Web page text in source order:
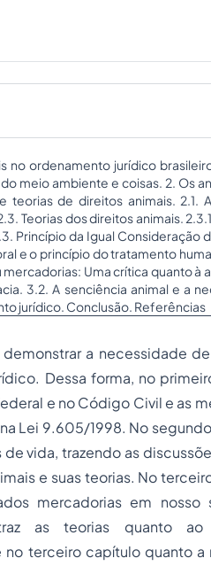
no ordenamento jurídico
meio ambiente e coisas. 2. Os
teorias de direitos animais. 2.1.
Teorias dos direitos animais.
Princípio da Igual Consideração
e o princípio do tratamento
Uma crítica quanto à
3.2. A senciência animal e a
jurídico. Conclusão. Referências
a necessidade
Dessa forma, no
e no Código Civil e as
Lei 9.605/1998. No
vida, trazendo as
e suas teorias. No
mercadorias em
as teorias quanto
terceiro capítulo quanto